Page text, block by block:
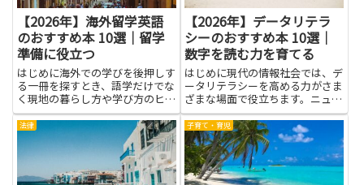
【2026年】海外留学英語
のおすすめ本 10選｜留学
準備に役立つ
はじめに海外での学びを後押しす
る一冊を探すとき、語学だけでな
く現地の暮らし方や学び方のヒン
トを同時に得られる本が役に立つ
ことがあります。この記事は、海
外留学英語を学ぶ人に向けて、学
習のお供として役立つ本の情報を
まとめたものです。読み進める
う...
【2026年】データリテラ
シーのおすすめ本 10選｜
数字を読む力を育てる
はじめに現代の情報社会では、デ
ータリテラシーを高める力がさま
ざまな場面で役立ちます。ニュー
スの統計や企業の指標を理解する
ことで、判断に自信が生まれ、誤
解や偽情報に惑わされにくくなり
ます。本記事は、データリテラシ
ーを高める手がかりを、暮らし
と...
法律 子育て・育児